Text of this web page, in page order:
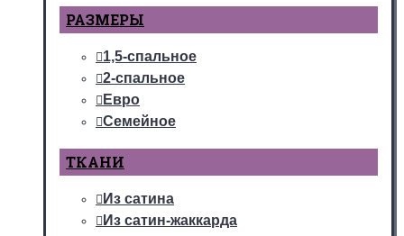
РАЗМЕРЫ
1,5-спальное
2-спальное
Евро
Семейное
ТКАНИ
Из сатина
Из сатин-жаккарда